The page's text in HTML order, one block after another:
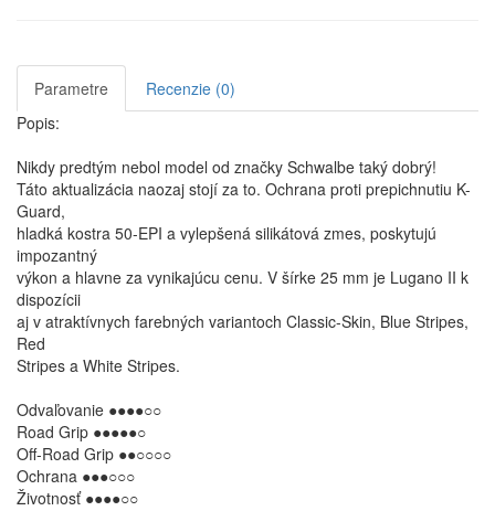
Parametre
Recenzie (0)
Popis:
Nikdy predtým nebol model od značky Schwalbe taký dobrý!
Táto aktualizácia naozaj stojí za to. Ochrana proti prepichnutiu K-
Guard,
hladká kostra 50-EPI a vylepšená silikátová zmes, poskytujú
impozantný
výkon a hlavne za vynikajúcu cenu. V šírke 25 mm je Lugano II k
dispozícii
aj v atraktívnych farebných variantoch Classic-Skin, Blue Stripes,
Red
Stripes a White Stripes.
Odvaľovanie ●●●●○○
Road Grip ●●●●●○
Off-Road Grip ●●○○○○
Ochrana ●●●○○○
Životnosť ●●●●○○